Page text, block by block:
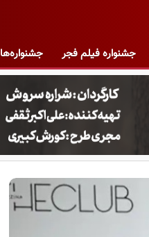
جشنواره فیلم فجر جشنواره‌ها